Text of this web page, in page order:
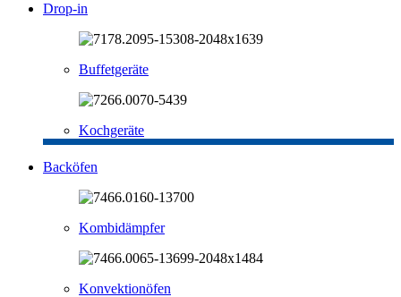
Drop-in
Buffetgeräte
Kochgeräte
Backöfen
Kombidämpfer
Konvektionöfen